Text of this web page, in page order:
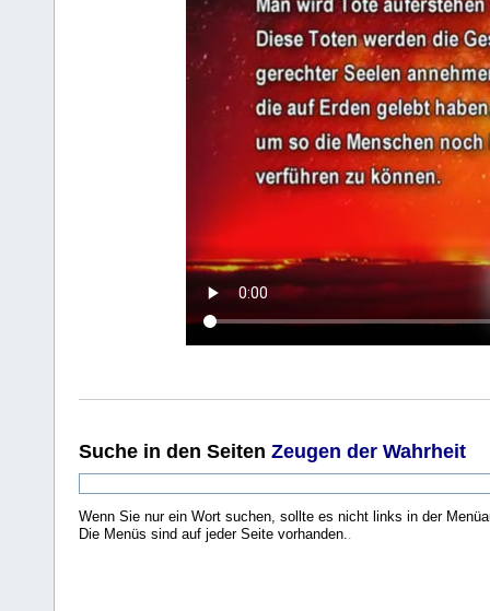
Suche in den Seiten Zeugen der Wahrheit
Wenn Sie nur ein Wort suchen, sollte es nicht links in der
Die Menüs sind auf jeder Seite vorhanden..